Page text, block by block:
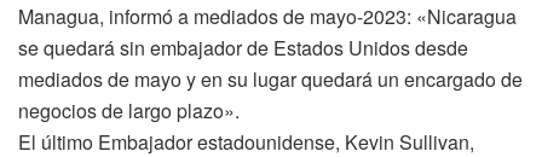
Managua, informó a mediados de mayo-2023: «Nicaragua
se quedará sin embajador de Estados Unidos desde
mediados de mayo y en su lugar quedará un encargado de
negocios de largo plazo».
El último Embajador estadounidense, Kevin Sullivan,